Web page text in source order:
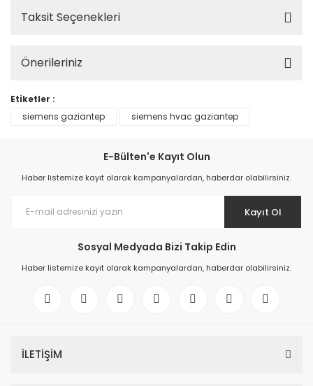
Taksit Seçenekleri
Önerileriniz
Etiketler :
siemens gaziantep
siemens hvac gaziantep
E-Bülten'e Kayıt Olun
Haber listemize kayıt olarak kampanyalardan, haberdar olabilirsiniz.
Kayıt Ol
Sosyal Medyada Bizi Takip Edin
Haber listemize kayıt olarak kampanyalardan, haberdar olabilirsiniz.
İLETİŞİM